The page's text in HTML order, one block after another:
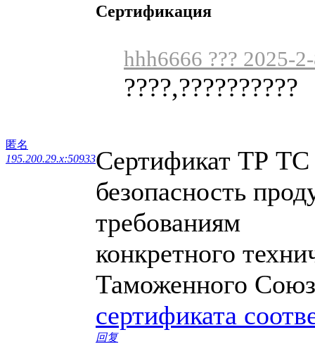
匿名
195.200.29.x:50933
Сертификация
hhh6666 ??? 2025-
????,??????????
Сертификат ТР
безопасность
требованиям
конкретного
Таможенного
сертификата
回复